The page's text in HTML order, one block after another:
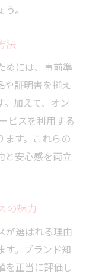
。
法
めには、事前準
や証明書を揃え
加えて、オン
ビスを利用する
ます。これらの
と安心感を両立
の魅力
が選ばれる理由
す。ブランド知
を正当に評価し